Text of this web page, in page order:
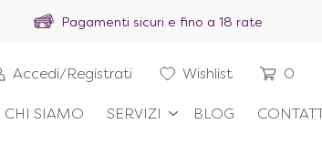
Pagamenti sicuri e fino a 18 rate
CHI SIAMO SERVIZI BLOG
Accedi/Registrati Wishlist 0